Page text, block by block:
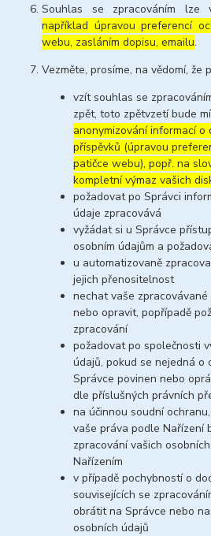
Souhlas se zpracováním
například úpravou preferencí
webu, zasláním dopisu, emailu.
Vezměte, prosíme, na vědomí, že
vzít souhlas se
zpět, toto zpětvzetí bude
anonymizování informací o
příspěvků (úpravou
patičce webu), popř. na
kompletní výmaz vašich
požadovat po Správci
údaje zpracovává
vyžádat si u Správce
osobním údajům a
u automatizovaně
jejich přenositelnost
nechat vaše
nebo opravit, popřípadě
zpracování
požadovat po společnosti
údajů, pokud se nejedná o
Správce povinen nebo
dle příslušných právních
na účinnou soudní
vaše práva podle Nařízení
zpracování vašich
Nařízením
v případě pochybností o
souvisejících se
obrátit na Správce nebo
osobních údajů